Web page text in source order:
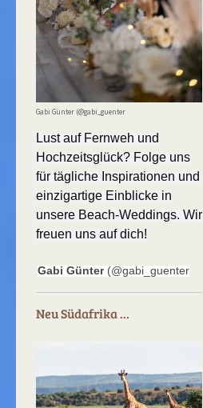
Gabi Günter (@gabi_guenter
Lust auf Fernweh und
Hochzeitsglück? Folge uns
für tägliche Inspirationen und
einzigartige Einblicke in
unsere Beach-Weddings. Wir
freuen uns auf dich!
Gabi Günter (@gabi_guenter
Neu Südafrika ...